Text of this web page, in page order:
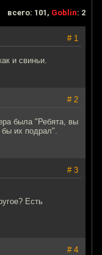
всего: 101, Goblin: 2
# 1
и свиньи.
# 2
была "Ребята, вы
бы их подрал".
# 3
Есть
# 4